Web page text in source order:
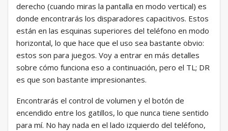
derecho (cuando miras la pantalla en modo vertical) es
donde encontrarás los disparadores capacitivos. Estos
están en las esquinas superiores del teléfono en modo
horizontal, lo que hace que el uso sea bastante obvio:
estos son para juegos. Voy a entrar en más detalles
sobre cómo funciona eso a continuación, pero el TL; DR
es que son bastante impresionantes.
Encontrarás el control de volumen y el botón de
encendido entre los gatillos, lo que nunca tiene sentido
para mí. No hay nada en el lado izquierdo del teléfono,